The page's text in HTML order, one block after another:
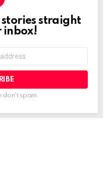
straight
inbox!
don't spam